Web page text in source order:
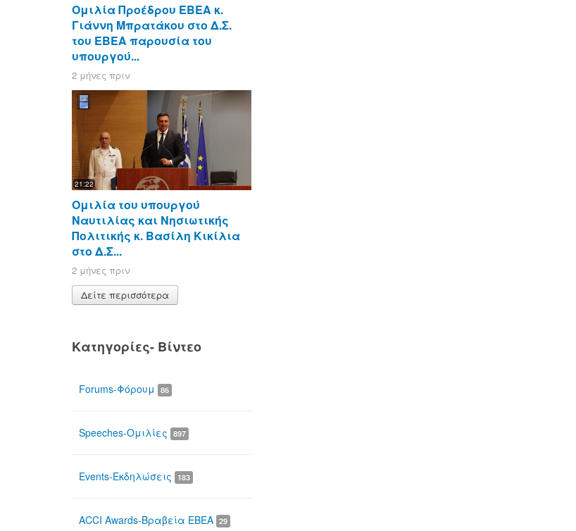
Ομιλία Προέδρου ΕΒΕΑ κ.
Γιάννη Μπρατάκου στο Δ.Σ.
του ΕΒΕΑ παρουσία του
υπουργού...
2 μήνες πριν
21:22
Ομιλία του υπουργού
Ναυτιλίας και Νησιωτικής
Πολιτικής κ. Βασίλη Κικίλια
στο Δ.Σ...
2 μήνες πριν
Δείτε περισσότερα
Κατηγορίες- Βίντεο
Forums-Φόρουμ 86
Speeches-Ομιλίες 897
Events-Εκδηλώσεις 183
ACCI Awards-Βραβεία ΕΒΕΑ 29